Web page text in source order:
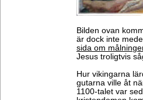
Bilden ovan
är dock inte
sida om
Jesus troligtvis
Hur vikingarna
gutarna ville åt
1100-talet var